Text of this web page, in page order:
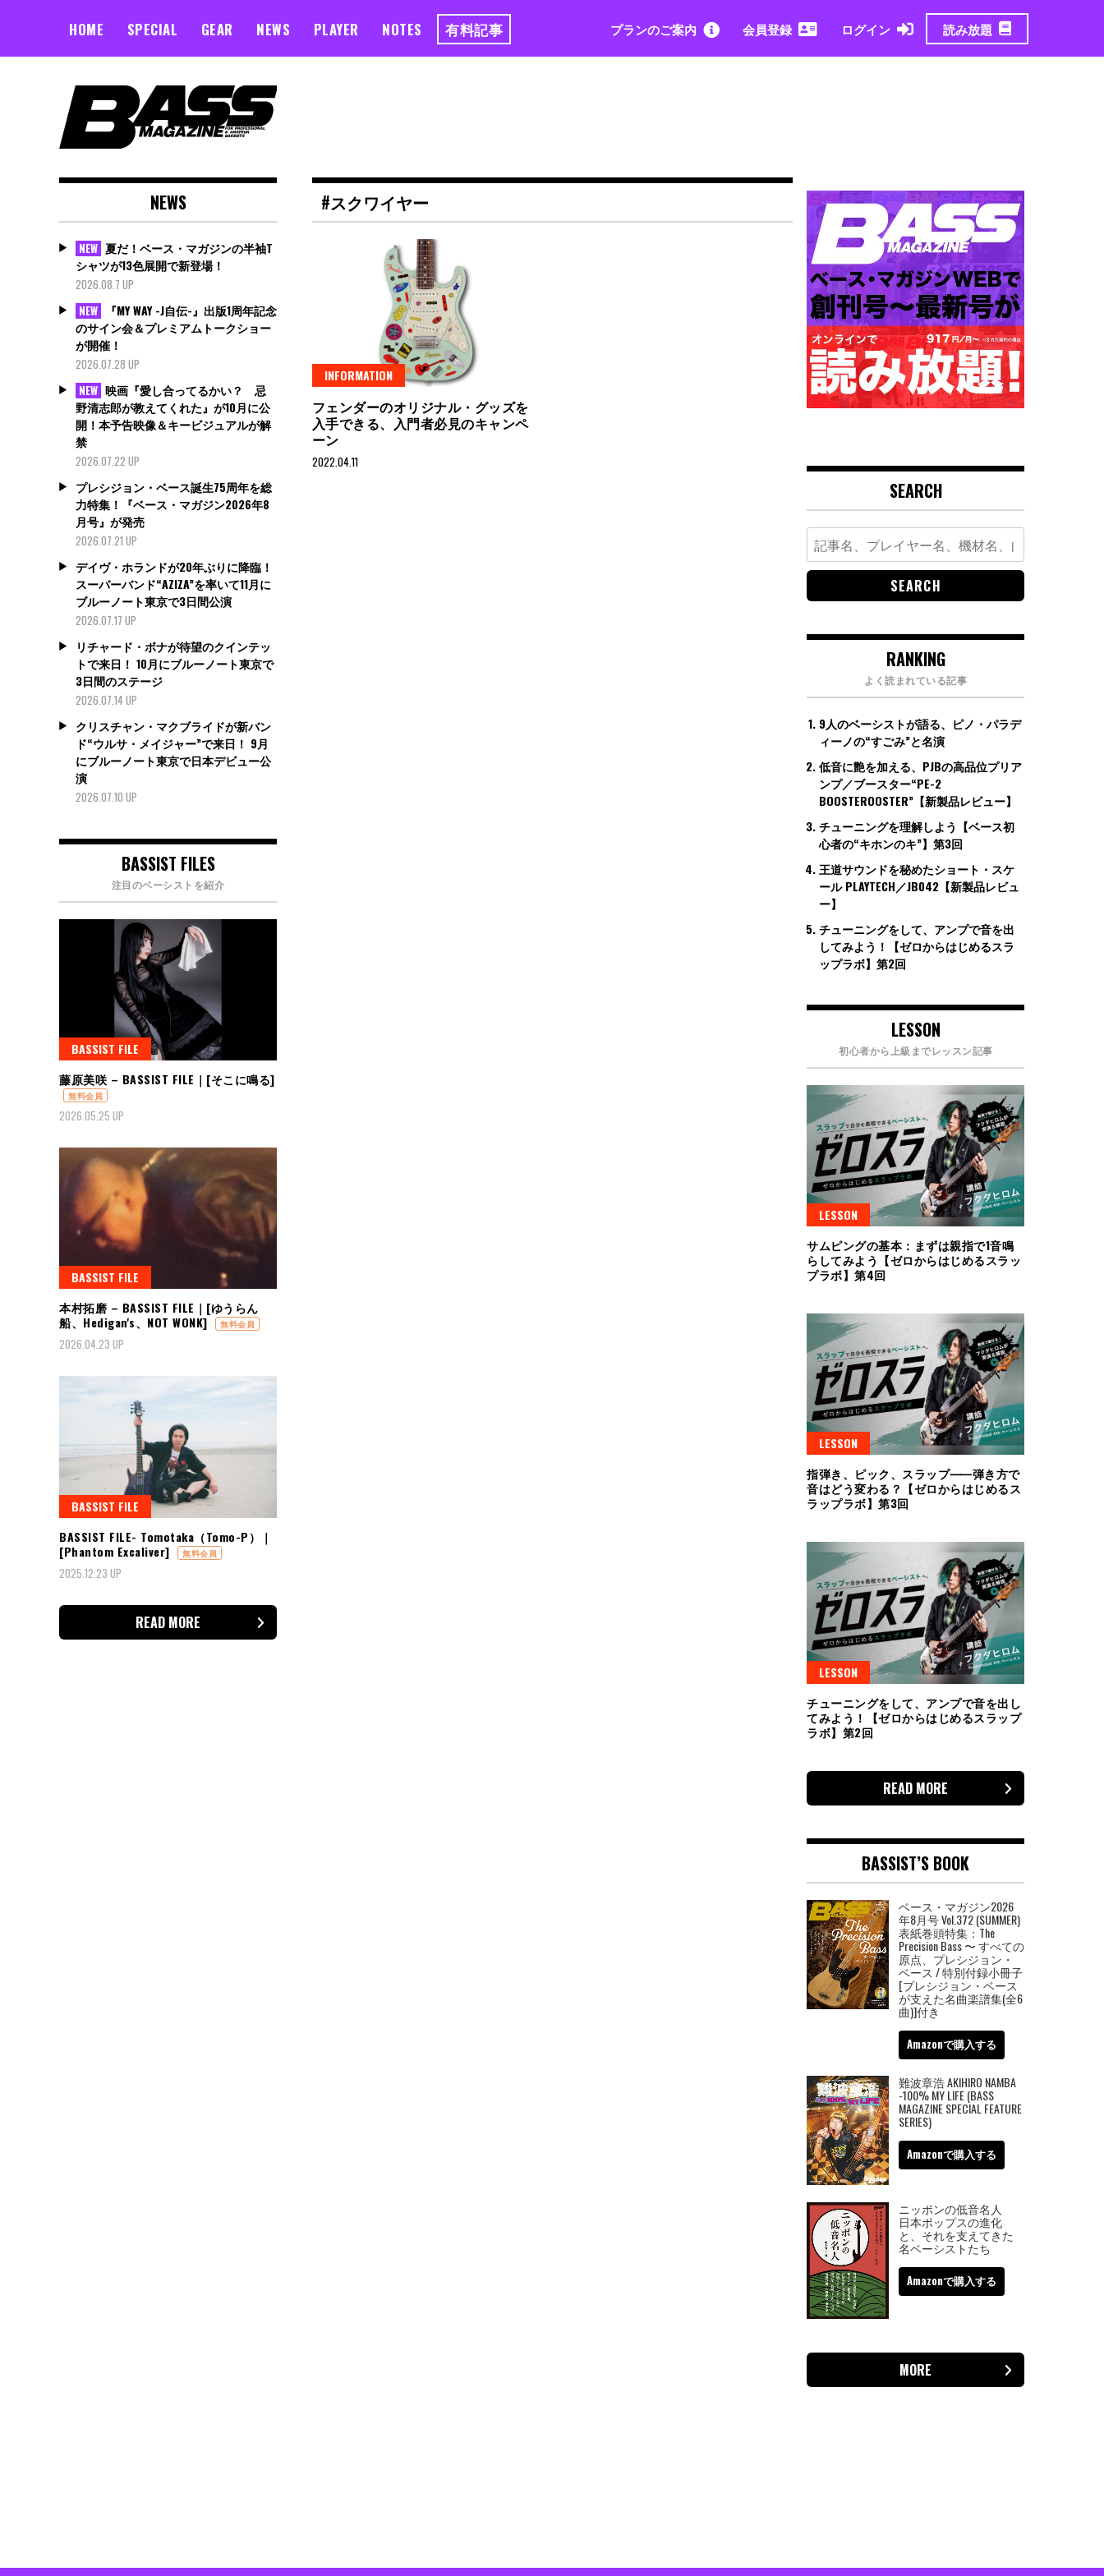
HOME SPECIAL GEAR NEWS PLAYER NOTES 有料記事 プランのご案内 会員登録 ログイン 読み放題
#スクワイヤー
INFORMATION
フェンダーのオリジナル・グッズを
入手できる、入門者必見のキャンペ
ーン
2022.04.11
NEWS
NEW 夏だ！ベース・マガジンの半袖T
シャツが13色展開で新登場！
2026.08.7 UP
NEW
『MY WAY -J自伝-』出版1周年記念
のサイン会＆プレミアムトークショー
が開催！
2026.07.28 UP
NEW 映画『愛し合ってるかい？ 忌
野清志郎が教えてくれた』が10月に公
開！本予告映像＆キービジュアルが解
禁
2026.07.22 UP
プレシジョン・ベース誕生75周年を総
力特集！『ベース・マガジン2026年8
月号』が発売
2026.07.21 UP
デイヴ・ホランドが20年ぶりに降臨！
スーパーバンド“AZIZA”を率いて11月に
ブルーノート東京で3日間公演
2026.07.17 UP
リチャード・ボナが待望のクインテッ
トで来日！ 10月にブルーノート東京で
3日間のステージ
2026.07.14 UP
クリスチャン・マクブライドが新バン
ド“ウルサ・メイジャー”で来日！ 9月
にブルーノート東京で日本デビュー公
演
2026.07.10 UP
BASSIST FILES
注目のベーシストを紹介
BASSIST FILE
藤原美咲 – BASSIST FILE｜[そこに鳴る]
無料会員
2026.05.25 UP
BASSIST FILE
本村拓磨 – BASSIST FILE｜[ゆうらん
船、Hedigan's、NOT WONK]
無料会員
2026.04.23 UP
BASSIST FILE
BASSIST FILE- Tomotaka（Tomo-P）｜
[Phantom Excaliver]
無料会員
2025.12.23 UP
READ MORE
SEARCH
Search
for:
RANKING
よく読まれている記事
9人のベーシストが語る、ピノ・パラデ
ィーノの“すごみ”と名演
低音に艶を加える、PJBの高品位プリア
ンプ／ブースター“PE-2
BOOSTEROOSTER”【新製品レビュー】
チューニングを理解しよう【ベース初
心者の“キホンのキ”】第3回
王道サウンドを秘めたショート・スケ
ール PLAYTECH／JB042【新製品レビュ
ー】
チューニングをして、アンプで音を出
してみよう！【ゼロからはじめるスラ
ップラボ】第2回
LESSON
初心者から上級までレッスン記事
LESSON
サムピングの基本：まずは親指で1音鳴
らしてみよう【ゼロからはじめるスラッ
プラボ】第4回
LESSON
指弾き、ピック、スラップ⸺弾き方で
音はどう変わる？【ゼロからはじめるス
ラップラボ】第3回
LESSON
チューニングをして、アンプで音を出し
てみよう！【ゼロからはじめるスラップ
ラボ】第2回
READ MORE
BASSIST’S BOOK
ベース・マガジン2026
年8月号 Vol.372 (SUMMER)
表紙巻頭特集：The
Precision Bass 〜 すべての
原点、プレシジョン・
ベース / 特別付録小冊子
[プレシジョン・ベース
が支えた名曲楽譜集(全6
曲)]付き
Amazonで購入する
難波章浩 AKIHIRO NAMBA
-100% MY LIFE (BASS
MAGAZINE SPECIAL FEATURE
SERIES)
Amazonで購入する
ニッポンの低音名人
日本ポップスの進化
と、それを支えてきた
名ベーシストたち
Amazonで購入する
MORE